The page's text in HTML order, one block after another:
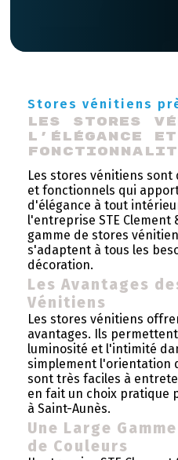
Stores vénitiens
Les Stores
l'Élégance
Les stores vénitiens
et fonctionnels qui
d'élégance à tout
l'entreprise STE Clement
gamme de stores
s'adaptent à tous les
décoration.
Les Avantages
Vénitiens
Les stores vénitiens
avantages. Ils
luminosité et l'intimité
simplement l'orientation
sont très faciles à
en fait un choix pratique
à Saint-Aunès.
Une Large
de Couleurs